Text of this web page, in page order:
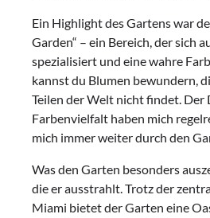
Ein Highlight des Gartens war
Garden“ – ein Bereich, der sich
spezialisiert und eine wahre
kannst du Blumen bewundern,
Teilen der Welt nicht findet. Der
Farbenvielfalt haben mich
mich immer weiter durch den
Was den Garten besonders
die er ausstrahlt. Trotz der
Miami bietet der Garten eine